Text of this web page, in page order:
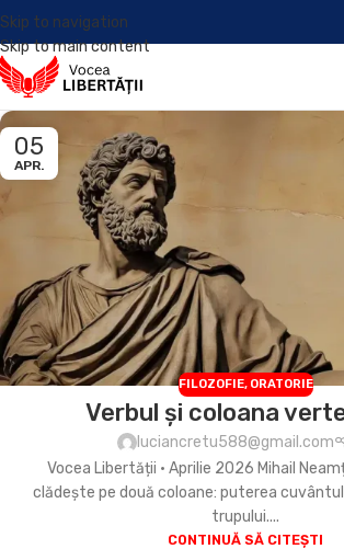
Skip to navigation
Skip to main content
05
APR.
FILOZOFIE, ORATORIE
Verbul și coloana
luciancretu588@gmail.com
Vocea Libertății • Aprilie 2026 Mihail
clădește pe două coloane: puterea
trupului....
CONTINUĂ SĂ CITEȘTI